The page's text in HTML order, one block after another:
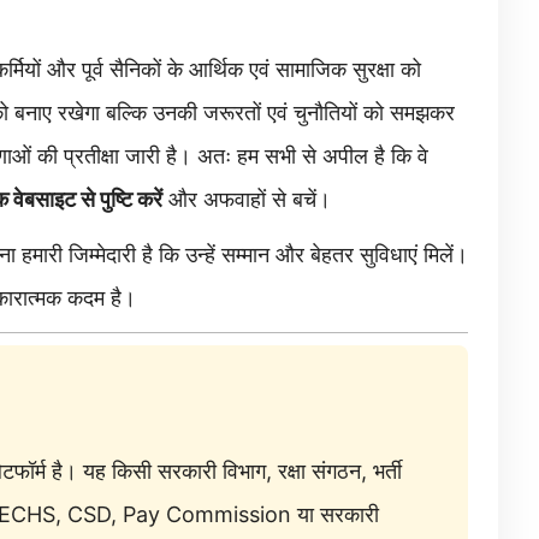
और पूर्व सैनिकों के आर्थिक एवं सामाजिक सुरक्षा को
रखेगा बल्कि उनकी जरूरतों एवं चुनौतियों को समझकर
की प्रतीक्षा जारी है। अतः हम सभी से अपील है कि वे
वेबसाइट से पुष्टि करेंऔर अफवाहों से बचें।
जिम्मेदारी है कि उन्हें सम्मान और बेहतर सुविधाएं मिलें।
कदम है।
है। यह किसी सरकारी विभाग, रक्षा संगठन, भर्ती
ECHS, CSD, Pay Commission या सरकारी